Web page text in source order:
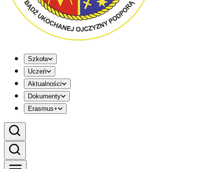
Szkoła
Uczeń
Aktualności
Dokumenty
Erasmus+